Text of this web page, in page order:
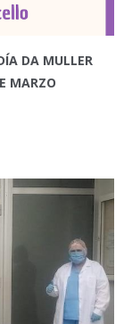
DA MULLER
MARZO